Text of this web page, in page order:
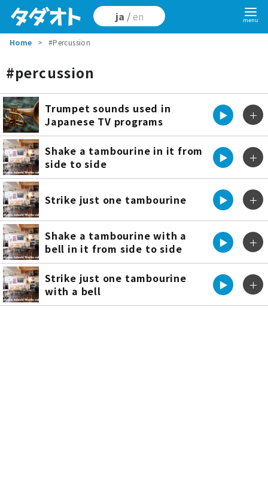
ja /en
Home #Percussion
percussion
Trumpet sounds used in
Japanese TV programs
▶︎ ＋
Shake a tambourine in it from
side to side
▶︎ ＋
Strike just one tambourine ▶︎ ＋
Shake a tambourine with a
bell in it from side to side
▶︎ ＋
Strike just one tambourine
with a bell
▶︎ ＋